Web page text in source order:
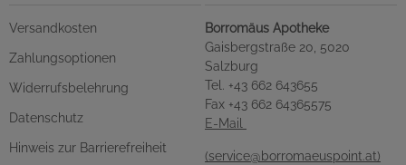
Versandkosten
Zahlungsoptionen
Widerrufsbelehrung
Datenschutz
Hinweis zur Barrierefreiheit
Borromäus Apotheke
Gaisbergstraße 20, 5020
Salzburg
Tel. +43 662 643655
Fax +43 662 64365575
E-Mail
(service@borromaeuspoint.at)